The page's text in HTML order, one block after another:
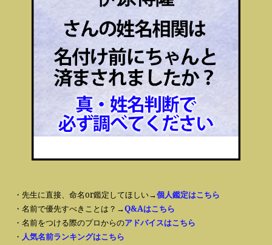
・先生に直接、命名or鑑定してほしい→個人鑑定はこちら
・名前で優先すべきことは？→Q&Aはこちら
・名前をつける際のプロからのアドバイスはこちら
・ 人気名前ランキングはこちら